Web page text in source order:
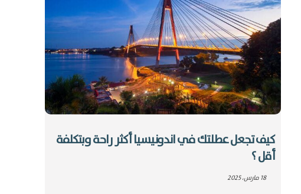
كيف تجعل عطلتك في اندونيسيا أكثر راحة وبتكلفة
أقل ؟
18 مارس، 2025